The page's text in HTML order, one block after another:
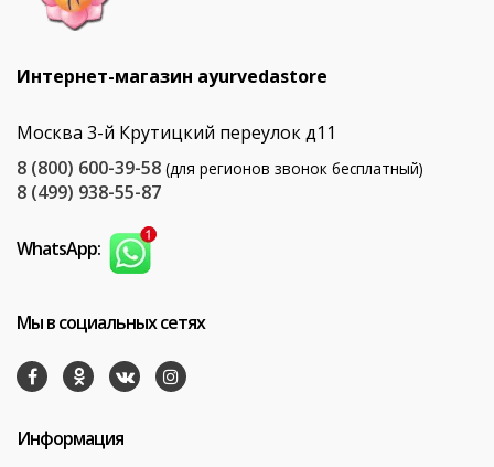
Интернет-магазин ayurvedastore
Москва 3-й Крутицкий переулок д11
8 (800) 600-39-58 (для регионов звонок бесплатный)
8 (499) 938-55-87
WhatsApp:
Мы в социальных сетях
Информация